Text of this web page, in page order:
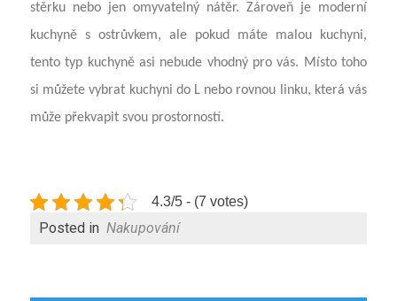
stěrku nebo jen omyvatelný nátěr. Zároveň je moderní
kuchyně s ostrůvkem, ale pokud máte malou kuchyni,
tento typ kuchyně asi nebude vhodný pro vás. Místo toho
si můžete vybrat kuchyni do L nebo rovnou linku, která vás
může překvapit svou prostorností.
4.3/5 - (7 votes)
Posted in Nakupování